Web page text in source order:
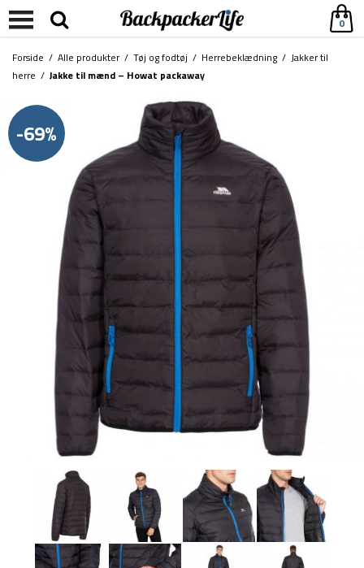
0
Forside / Alle produkter/ Tøj og fodtøj / Herrebeklædning / Jakker til
herre / Jakke til mænd – Howat packaway
-69%